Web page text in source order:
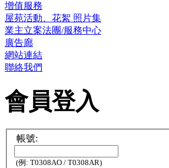
增值服務
屋苑活動、花絮 照片集
業主立案法團/服務中心
廣告廊
網站連結
聯絡我們
會員登入
帳號:
(例: T0308AO / T0308AR)